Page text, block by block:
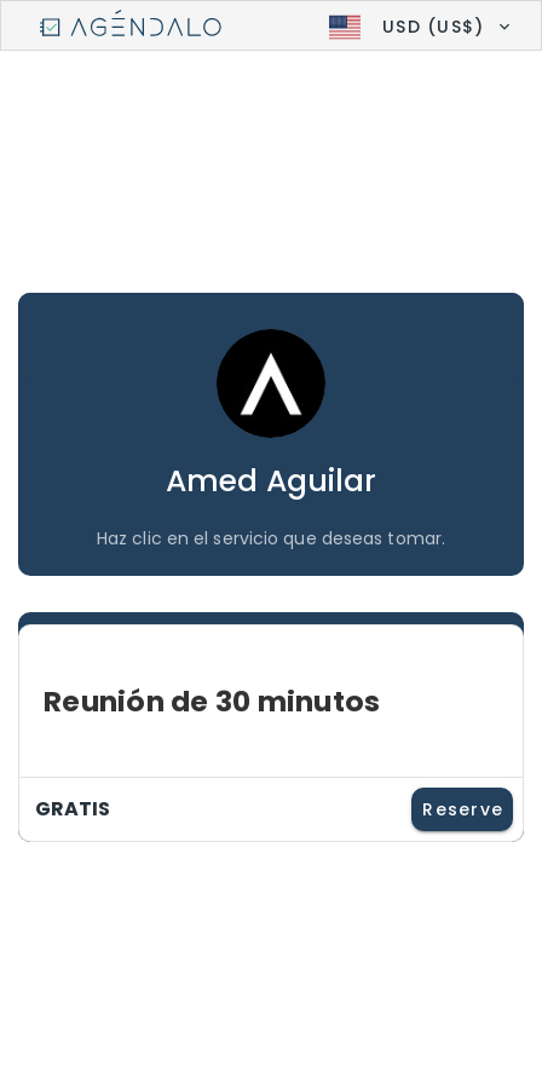
USD (US$)
Amed Aguilar
Haz clic en el servicio que deseas tomar.
Reunión de 30 minutos
GRATIS Reserve